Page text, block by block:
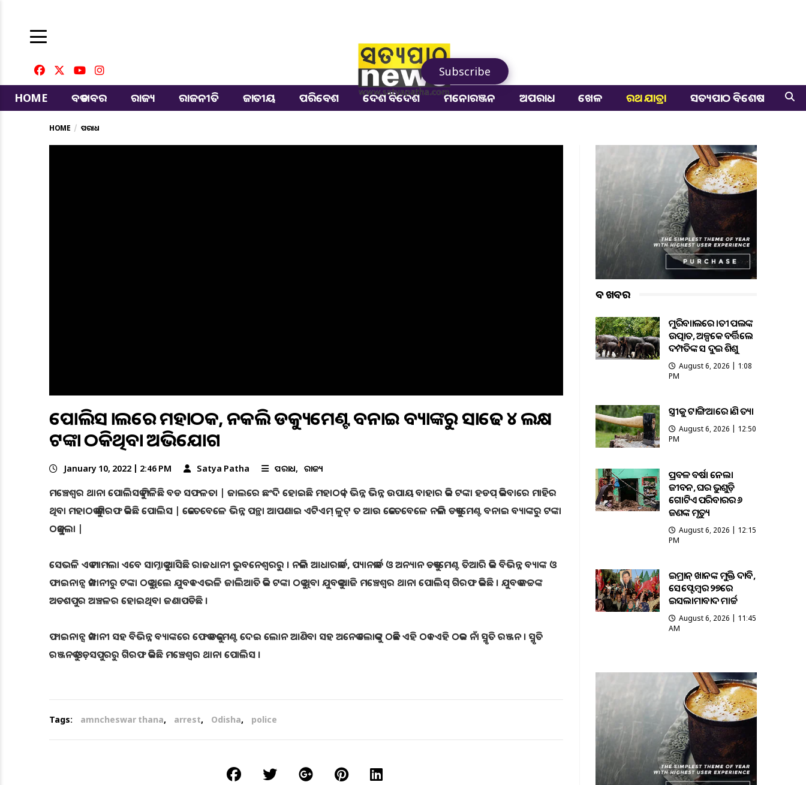
Subscribe
HOME
ବଡ ଖବର ରାଜ୍ୟ ରାଜନୀତି ଜାତୀୟ ପରିବେଶ ଦେଶ ବିଦେଶ ମନୋରଞ୍ଜନ ଅପରାଧ ଖେଳ ରଥ ଯାତ୍ରା ସତ୍ୟପାଠ ବିଶେଷ
HOME ଅପରାଧ
ପୋଲିସ ଜାଲରେ ମହାଠକ, ନକଲି ଡକ୍ୟୁମେଣ୍ଟ ବନାଇ ବ୍ୟାଙ୍କରୁ ସାଢେ ୪ ଲକ୍ଷ
ଟଙ୍କା ଠକିଥିବା ଅଭିଯୋଗ
January 10, 2022 | 2:46 PM Satya Patha ଅପରାଧ ରାଜ୍ୟ
ମଞ୍ଚେଶ୍ୱର ଥାନା ପୋଲିସକୁ ମିଳିଛି ବଡ ସଫଳତା | ଜାଲରେ ଛଂଦି ହୋଇଛି ମହାଠକ | ଭିନ୍ନ ଭିନ୍ନ ଉପାୟ ବାହାର କରି ଟଙ୍କା ହଡପ୍ କରିବାରେ ମାହିର
ଥିବା ମହାଠକ କୁ ଗିରଫ କରିଛି ପୋଲିସ | କେତେବେଳେ ଭିନ୍ନ ପନ୍ଥା ଆପଣାଇ ଏଟିଏମ୍ ଳୁଟ୍ ତ ଆଉ କେତେବେଳେ ନକଲି ଡକ୍ୟୁମେଣ୍ଟ ବନାଇ ବ୍ୟାଙ୍କରୁ ଟଙ୍କା
ଠକୁଥିଲା |
ସେଭଳି ଏକ ମାମଲା ଏବେ ସାମ୍ନାକୁ ଆସିଛି ରାଜଧାନୀ ଭୁବନେଶ୍ୱରରୁ । ନକଲି ଆଧାରକାର୍ଡ, ପ୍ୟାନକାର୍ଡ ଓ ଅନ୍ୟାନ ଡକ୍ୟୁମେଣ୍ଟ ତିଆରି କରି ବିଭିନ୍ନ ବ୍ୟାଙ୍କ ଓ
ଫାଇନାନ୍ସ କମ୍ପାନୀରୁ ଟଙ୍କା ଠକୁ ଥିଲେ ଯୁବକ । ଏଭଳି ଜାଲିଆତି କରି ଟଙ୍କା ଠକୁ ଥିବା ଯୁବକକୁ ଆଜି ମଞ୍ଚେଶ୍ୱର ଥାନା ପୋଲିସ୍ ଗିରଫ କରିଛି । ଯୁବକ ଜଚ୍ଚଙ୍କ
ଅଡଶପୁର ଅଞ୍ଚଳର ହୋଇଥିବା ଜଣାପଡିଛି ।
ଫାଇନାନ୍ସ କମ୍ପାନୀ ସହ ବିଭିନ୍ନ ବ୍ୟାଙ୍କରେ ଫେକ ଡକୁମେଣ୍ଟ ଦେଇ ଲୋନ ଆଣିବା ସହ ଅନେକ ଲୋକଙ୍କୁ ଠକିଛି ଏହି ଠକ । ଏହି ଠକର ନାଁ ସ୍ମୃତି ରଞ୍ଜନ । ସ୍ମୃତି
ରଞ୍ଜନକୁ ଓଡ଼ସପୁରରୁ ଗିରଫ କରିଛି ମଞ୍ଚେଶ୍ୱର ଥାନା ପୋଲିସ ।
Tags: amncheswar thana, arrest, Odisha, police
ବଡ ଖବର
ମୁରିବାହାଲରେ ହାତୀ ପଲଙ୍କ
ଉତ୍ପାତ, ଅଳ୍ପକେ ବର୍ତ୍ତିଲେ
ଦମ୍ପତିଙ୍କ ସହ ଦୁଇ ଶିଶୁ
August 6, 2026 | 1:08
PM
ସ୍ତ୍ରୀକୁ ଟାଙ୍ଗିଆରେ ହାଣି ହତ୍ୟା
August 6, 2026 | 12:50
PM
ପ୍ରବଳ ବର୍ଷା ନେଲା
ଜୀବନ, ଘର ଭୁଶୁଡ଼ି
ଗୋଟିଏ ପରିବାରର ୬
ଜଣଙ୍କ ମୃତ୍ୟୁ
August 6, 2026 | 12:15
PM
ଇମ୍ରାନ୍ ଖାନଙ୍କ ମୁକ୍ତି ଦାବି,
ସେପ୍ଟେମ୍ବର ୨୭ରେ
ଇସଲାମାବାଦ ମାର୍ଚ୍ଚ
August 6, 2026 | 11:45
AM